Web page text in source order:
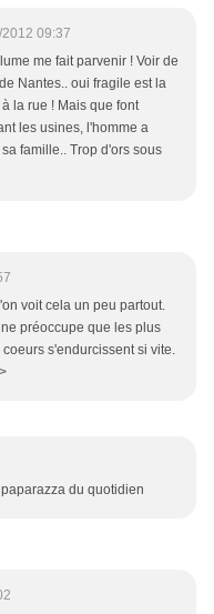
2012 09:37
me fait parvenir ! Voir de
Nantes.. oui fragile est la
la rue ! Mais que font
les usines, l'homme a
famille.. Trop d'ors sous
voit cela un peu partout.
préoccupe que les plus
s'endurcissent si vite.
du quotidien